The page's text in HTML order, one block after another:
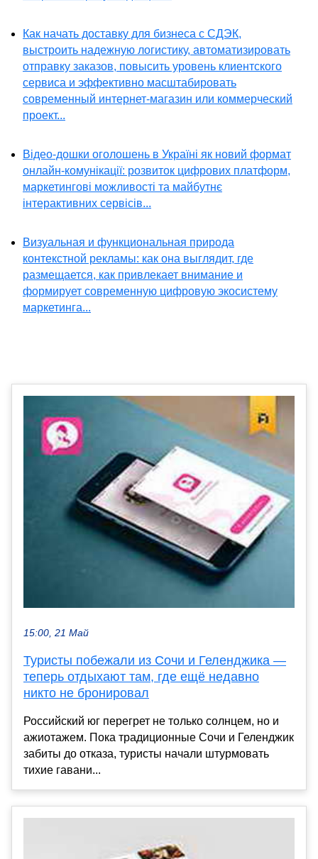
Как начать доставку для бизнеса с СДЭК,
выстроить надежную логистику, автоматизировать
отправку заказов, повысить уровень клиентского
сервиса и эффективно масштабировать
современный интернет-магазин или коммерческий
проект...
Відео-дошки оголошень в Україні як новий формат
онлайн-комунікації: розвиток цифрових платформ,
маркетингові можливості та майбутнє
інтерактивних сервісів...
Визуальная и функциональная природа
контекстной рекламы: как она выглядит, где
размещается, как привлекает внимание и
формирует современную цифровую экосистему
маркетинга...
15:00, 21 Май
Туристы побежали из Сочи и Геленджика —
теперь отдыхают там, где ещё недавно
никто не бронировал
Российский юг перегрет не только солнцем, но и
ажиотажем. Пока традиционные Сочи и Геленджик
забиты до отказа, туристы начали штурмовать
тихие гавани...